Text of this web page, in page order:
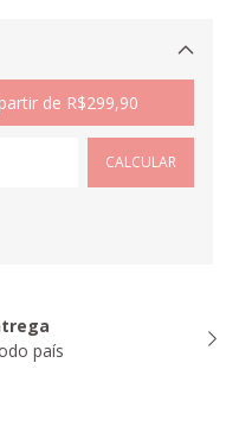
de R$299,90
CALCULAR
país